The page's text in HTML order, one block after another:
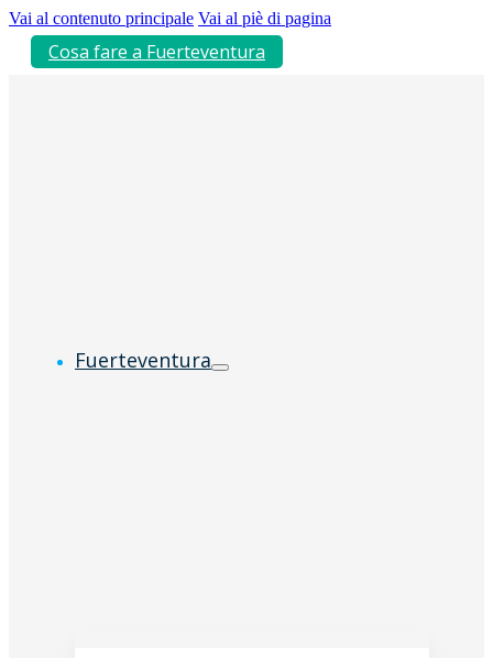
Vai al contenuto principale Vai al piè di pagina
Cosa fare a Fuerteventura
Fuerteventura